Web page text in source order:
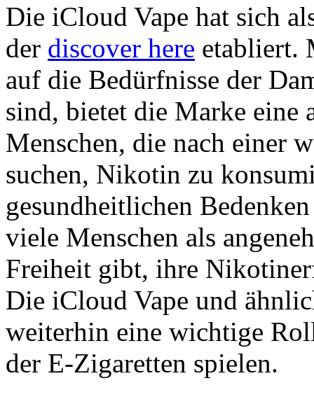
Die iCloud Vape hat sich
der discover here etabliert.
auf die Bedürfnisse der
sind, bietet die Marke
Menschen, die nach einer
suchen, Nikotin zu
gesundheitlichen
viele Menschen als
Freiheit gibt, ihre
Die iCloud Vape und
weiterhin eine wichtige
der E-Zigaretten spielen.